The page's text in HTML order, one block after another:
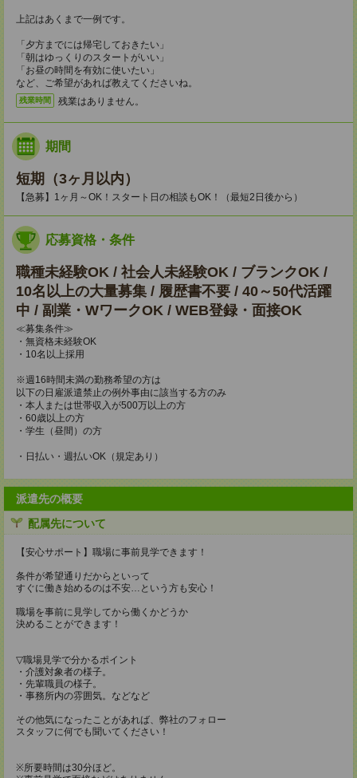
上記はあくまで一例です。
「夕方までには帰宅しておきたい」
「朝はゆっくりのスタートがいい」
「お昼の時間を有効に使いたい」
など、ご希望があれば教えてくださいね。
残業時間 残業はありません。
期間
短期（3ヶ月以内）
【急募】1ヶ月～OK！スタート日の相談もOK！（最短2日後から）
応募資格・条件
職種未経験OK / 社会人未経験OK / ブランクOK /
10名以上の大量募集 / 履歴書不要 / 40～50代活躍
中 / 副業・WワークOK / WEB登録・面接OK
≪募集条件≫
・無資格未経験OK
・10名以上採用
※週16時間未満の勤務希望の方は
以下の日雇派遣禁止の例外事由に該当する方のみ
・本人または世帯収入が500万以上の方
・60歳以上の方
・学生（昼間）の方
・日払い・週払いOK（規定あり）
派遣先の概要
配属先について
【安心サポート】職場に事前見学できます！
条件が希望通りだからといって
すぐに働き始めるのは不安…という方も安心！
職場を事前に見学してから働くかどうか
決めることができます！
▽職場見学で分かるポイント
・介護対象者の様子。
・先輩職員の様子。
・事務所内の雰囲気。などなど
その他気になったことがあれば、弊社のフォロー
スタッフに何でも聞いてください！
※所要時間は30分ほど。